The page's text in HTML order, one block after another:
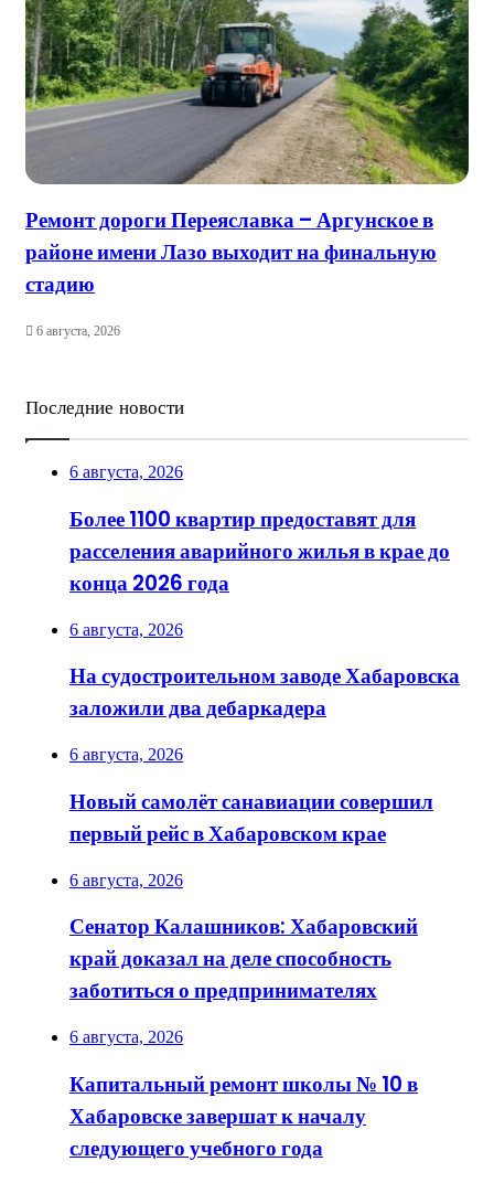
Ремонт дороги Переяславка – Аргунское в
районе имени Лазо выходит на финальную
стадию
6 августа, 2026
Последние новости
6 августа, 2026
Более 1100 квартир предоставят для
расселения аварийного жилья в крае до
конца 2026 года
6 августа, 2026
На судостроительном заводе Хабаровска
заложили два дебаркадера
6 августа, 2026
Новый самолёт санавиации совершил
первый рейс в Хабаровском крае
6 августа, 2026
Сенатор Калашников: Хабаровский
край доказал на деле способность
заботиться о предпринимателях
6 августа, 2026
Капитальный ремонт школы № 10 в
Хабаровске завершат к началу
следующего учебного года